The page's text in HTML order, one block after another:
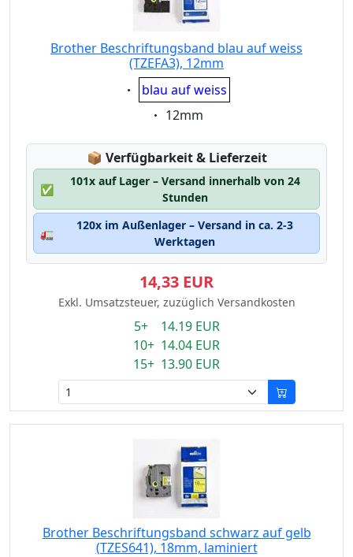
Brother Beschriftungsband blau auf weiss
(TZEFA3), 12mm
Eigenschaft:
blau auf weiss
Eigenschaft:
12mm
📦 Lagerstatus:
Verfügbarkeit & Lieferzeit
✅
101x auf Lager – Versand innerhalb von 24
Stunden
🚛
120x im Außenlager – Versand in ca. 2-3
Werktagen
14,33 EUR
Exkl. Umsatzsteuer, zuzüglich Versandkosten
5+ 14.19 EUR
10+ 14.04 EUR
15+ 13.90 EUR
Brother Beschriftungsband schwarz auf gelb
(TZES641), 18mm, laminiert